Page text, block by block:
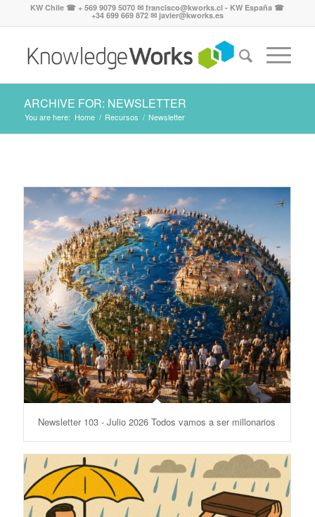
KW Chile ☎ + 569 9079 5070 ✉ francisco@kworks.cl - KW España ☎
+34 699 669 872 ✉ javier@kworks.es
ARCHIVE FOR: NEWSLETTER
You are here: Home / Recursos / Newsletter
Newsletter 103 - Julio 2026 Todos vamos a ser millonarios